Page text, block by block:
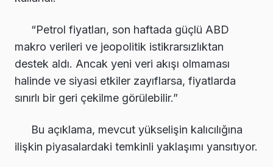
“Petrol fiyatları, son haftada güçlü ABD
makro verileri ve jeopolitik istikrarsızlıktan
destek aldı. Ancak yeni veri akışı olmaması
halinde ve siyasi etkiler zayıflarsa, fiyatlarda
sınırlı bir geri çekilme görülebilir.”
Bu açıklama, mevcut yükselişin kalıcılığına
ilişkin piyasalardaki temkinli yaklaşımı yansıtıyor.